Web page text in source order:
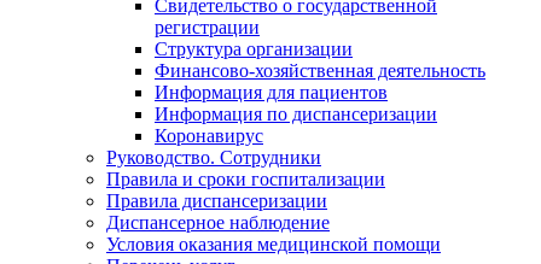
Свидетельство о государственной
регистрации
Структура организации
Финансово-хозяйственная деятельность
Информация для пациентов
Информация по диспансеризации
Коронавирус
Руководство. Сотрудники
Правила и сроки госпитализации
Правила диспансеризации
Диспансерное наблюдение
Условия оказания медицинской помощи